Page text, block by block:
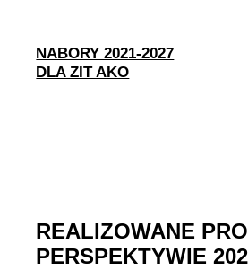
NABORY 2021-2027
DLA ZIT AKO
REALIZOWANE
PERSPEKTYWIE